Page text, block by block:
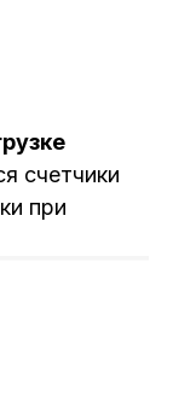
счетчики
при